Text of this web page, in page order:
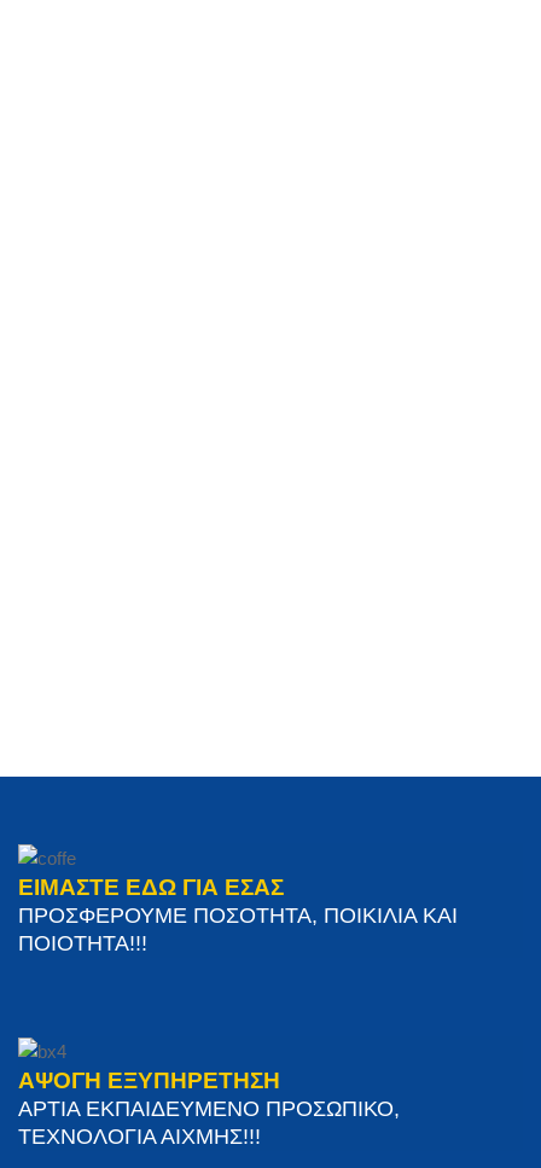
ΕΙΜΑΣΤΕ ΕΔΩ ΓΙΑ ΕΣΑΣ
ΠΡΟΣΦΕΡΟΥΜΕ ΠΟΣΟΤΗΤΑ, ΠΟΙΚΙΛΙΑ ΚΑΙ
ΠΟΙΟΤΗΤΑ!!!
ΑΨΟΓΗ ΕΞΥΠΗΡΕΤΗΣΗ
ΑΡΤΙΑ ΕΚΠΑΙΔΕΥΜΕΝΟ ΠΡΟΣΩΠΙΚΟ,
ΤΕΧΝΟΛΟΓΙΑ ΑΙΧΜΗΣ!!!